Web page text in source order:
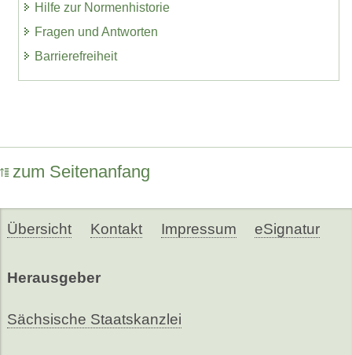
Hilfe zur Normenhistorie
Fragen und Antworten
Barrierefreiheit
zum Seitenanfang
Übersicht Kontakt Impressum eSignatur
Herausgeber
Sächsische Staatskanzlei